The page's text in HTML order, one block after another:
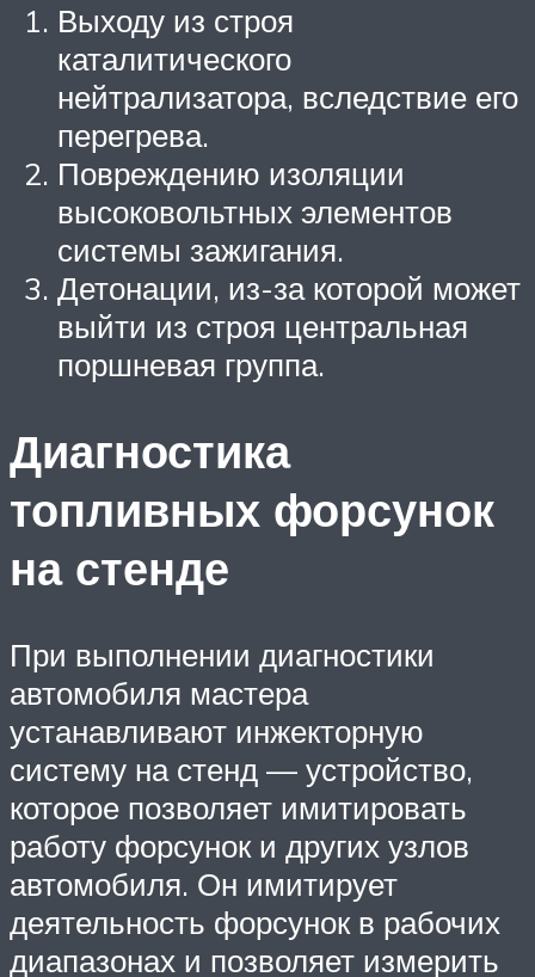
Выходу из строя
каталитического
нейтрализатора, вследствие его
перегрева.
Повреждению изоляции
высоковольтных элементов
системы зажигания.
Детонации, из-за которой может
выйти из строя центральная
поршневая группа.
Диагностика
топливных форсунок
на стенде
При выполнении диагностики
автомобиля мастера
устанавливают инжекторную
систему на стенд — устройство,
которое позволяет имитировать
работу форсунок и других узлов
автомобиля. Он имитирует
деятельность форсунок в рабочих
диапазонах и позволяет измерить